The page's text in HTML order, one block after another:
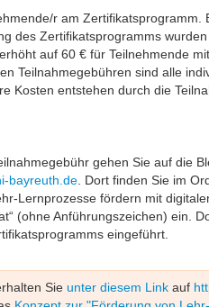
r am Zertifikatsprogramm.
des Zertifikatsprogramms
auf 60 € für Teilnehmende
Teilnahmegebühren sind alle
Kosten entstehen durch die
gehen Sie auf die
bayreuth.de . Dort finden Sie im
Lernprozesse fördern mit
(ohne Anführungszeichen) ein.
eingeführt.
Sie unter diesem Link auf